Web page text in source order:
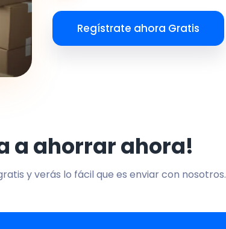
Regístrate ahora Gratis
a ahorrar ahora!
y verás lo fácil que es enviar con nosotros.